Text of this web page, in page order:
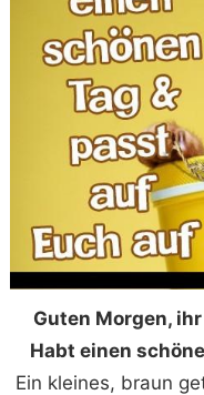
Guten Morgen,
Habt einen
Ein kleines, braun